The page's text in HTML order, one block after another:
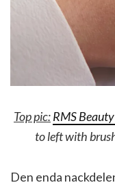
Top pic:RMS
to left with
Den enda